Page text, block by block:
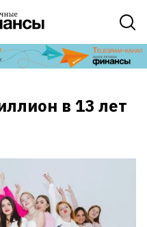
в 13 лет